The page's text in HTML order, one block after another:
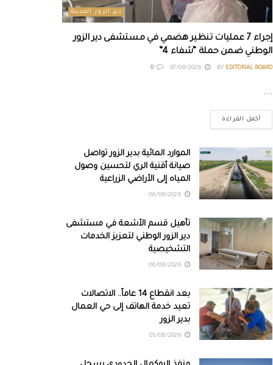
دير الزور المدينة
إجراء 7 عمليات تنظير هضمي في مستشفى دير الزور
الوطني ضمن حملة “شفاء 4”
BY EDITORIAL BOARD
0
...
أكمل القراءة
الموارد المائية بدير الزور تواصل
صيانة أقنية الري لتحسين وصول
المياه إلى الأراضي الزراعية
تأهيل قسم الأشعة في مستشفى
دير الزور الوطني لتعزيز الخدمات
التشخيصية
بعد انقطاع 14 عاماً.. الاتصالات
تعيد خدمة الهاتف إلى حي العمال
بدير الزور